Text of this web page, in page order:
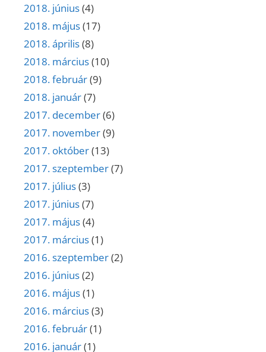
2018. június(4)
2018. május(17)
2018. április(8)
2018. március(10)
2018. február(9)
2018. január(7)
2017. december(6)
2017. november(9)
2017. október(13)
2017. szeptember(7)
2017. július(3)
2017. június(7)
2017. május(4)
2017. március(1)
2016. szeptember(2)
2016. június(2)
2016. május(1)
2016. március(3)
2016. február(1)
2016. január(1)